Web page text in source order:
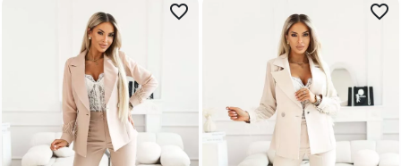
favorite_border favorite_border